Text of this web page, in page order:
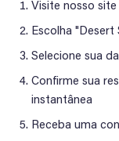
Visite nosso site
Escolha "Desert
Selecione sua
Confirme sua
instantânea
Receba uma